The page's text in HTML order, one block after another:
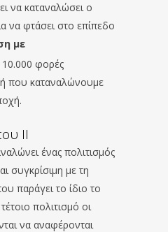
να καταναλώσει ο
να φτάσει στο επίπεδο
με
φορές
που καταναλώνουμε
II
ένας πολιτισμός
συγκρίσιμη με τη
παράγει το ίδιο το
πολιτισμό οι
να αναφέρονται